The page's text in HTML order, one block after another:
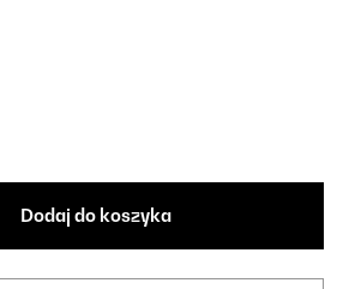
Dodaj do koszyka